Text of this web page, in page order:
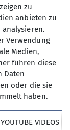
dass
zum Zweck
und
dass ich
zu
anbieten zu
Verwendung
Medien,
führen diese
Daten
oder die sie
haben.
YOUTUBE VIDEOS